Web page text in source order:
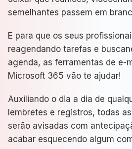
semelhantes passem em
E para que os seus
reagendando tarefas e
agenda, as ferramentas de e-
Microsoft 365 vão te ajudar!
Auxiliando o dia a dia de
lembretes e registros, todas
serão avisadas com
acabar esquecendo algum